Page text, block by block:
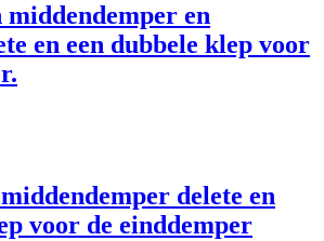
middendemper en
en een dubbele klep voor
delete en
voor de einddemper